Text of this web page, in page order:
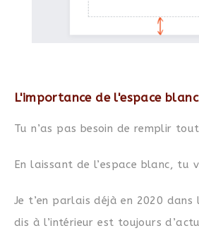
L'importance de l'espace blanc
Tu n’as pas besoin de remplir
En laissant de l’espace blanc,
Je t’en parlais déjà en 2020
dis à l’intérieur est toujours